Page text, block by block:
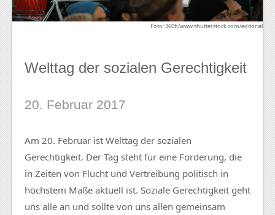
Foto: 360b/www.shutterstock.com/editorial
Welttag der sozialen Gerechtigkeit
20. Februar 2017
Am 20. Februar ist Welttag der sozialen
Gerechtigkeit. Der Tag steht für eine Forderung, die
in Zeiten von Flucht und Vertreibung politisch in
höchstem Maße aktuell ist. Soziale Gerechtigkeit geht
uns alle an und sollte von uns allen gemeinsam